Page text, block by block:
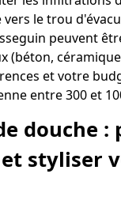
le trou
peuvent
(béton,
et votre
entre 300 et
douche :
styliser